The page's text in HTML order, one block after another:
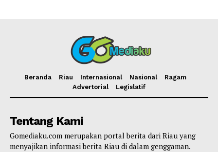
Beranda Riau Internasional Nasional
Ragam
Advertorial
Legislatif
Tentang Kami
Gomediaku.com merupakan portal berita dari Riau yang
menyajikan informasi berita Riau di dalam genggaman.